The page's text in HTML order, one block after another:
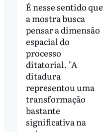
É nesse sentido que
a mostra busca
pensar a dimensão
espacial do
processo
ditatorial. "A
ditadura
representou uma
transformação
bastante
significativa na